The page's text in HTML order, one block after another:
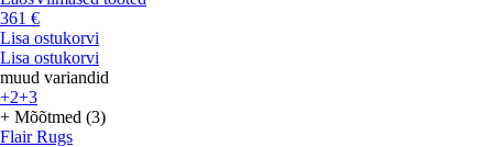
361 €
Lisa ostukorvi
Lisa ostukorvi
muud variandid
+2+3
+ Mõõtmed (3)
Flair Rugs